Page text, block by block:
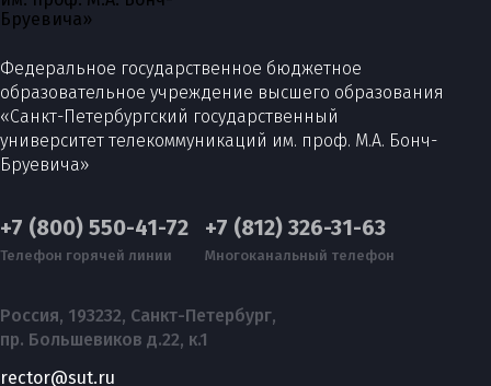
Федеральное государственное бюджетное
образовательное учреждение высшего образования
«Санкт-Петербургский государственный
университет телекоммуникаций им. проф. М.А. Бонч-
Бруевича»
+7 (800) 550-41-72
Телефон горячей линии
+7 (812) 326-31-63
Многоканальный телефон
Россия, 193232, Санкт-Петербург,
пр. Большевиков д.22, к.1
rector@sut.ru